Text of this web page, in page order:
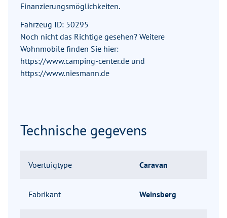
Finanzierungsmöglichkeiten.
Fahrzeug ID: 50295
Noch nicht das Richtige gesehen? Weitere
Wohnmobile finden Sie hier:
https://www.camping-center.de und
https://www.niesmann.de
Technische gegevens
Voertuigtype Caravan
Fabrikant Weinsberg